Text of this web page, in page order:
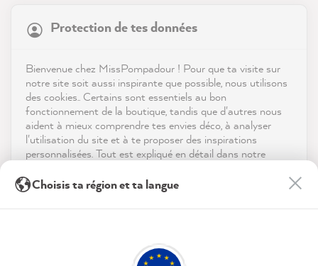
Boutique
Service
Contact
Télécharger l'appli
Les médias sociaux
Protection de tes données
Bienvenue chez MissPompadour ! Pour que ta visite sur
notre site soit aussi inspirante que possible, nous utilisons
des cookies.. Certains sont essentiels au bon
fonctionnement de la boutique, tandis que d'autres nous
aident à mieux comprendre tes envies déco, à analyser
l'utilisation du site et à te proposer des inspirations
personnalisées. Tout est expliqué en détail dans notre
En cliquant sur « Tout accepter », tu nous autorises à
peaufiner ton expérience avec nous. Pas d'inquiétude, tu
reviews-io
Client vérifié
Livraison ultra rapide
Choisis ta région et ta langue